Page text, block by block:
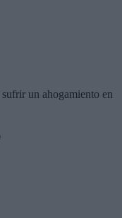
un ahogamiento en